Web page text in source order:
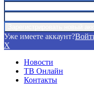
Уже имеете аккаунт?
X
Новости
ТВ Онлайн
Контакты